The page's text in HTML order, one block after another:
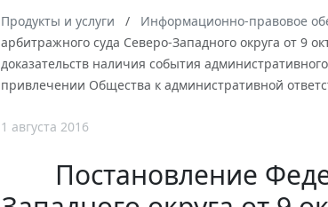
Продукты и услуги Информационно-правовое
арбитражного суда Северо-Западного округа от 9
доказательств наличия события
привлечении Общества к административной
1 августа 2016
Постановление